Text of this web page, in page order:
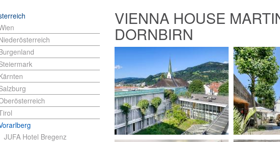
JUFA Hotel Bregenz
VIENNA HOUSE
DORNBIRN